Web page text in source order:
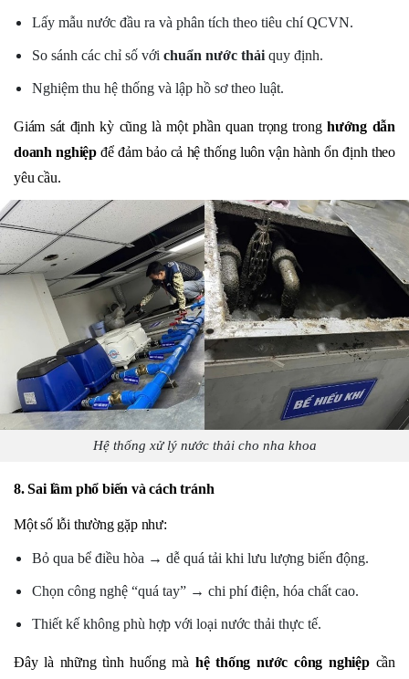
Lấy mẫu nước đầu ra và phân tích theo tiêu chí QCVN.
So sánh các chỉ số với chuẩn nước thải quy định.
Nghiệm thu hệ thống và lập hồ sơ theo luật.
Giám sát định kỳ cũng là một phần quan trọng tronghướng dẫn
doanh nghiệp để đảm bảo cả hệ thống luôn vận hành ổn định theo
yêu cầu.
Hệ thống xử lý nước thải cho nha khoa
8. Sai lầm phổ biến và cách tránh
Một số lỗi thường gặp như:
Bỏ qua bể điều hòa → dễ quá tải khi lưu lượng biến động.
Chọn công nghệ “quá tay” → chi phí điện, hóa chất cao.
Thiết kế không phù hợp với loại nước thải thực tế.
Đây là những tình huống mà hệ thống nước công nghiệpcần